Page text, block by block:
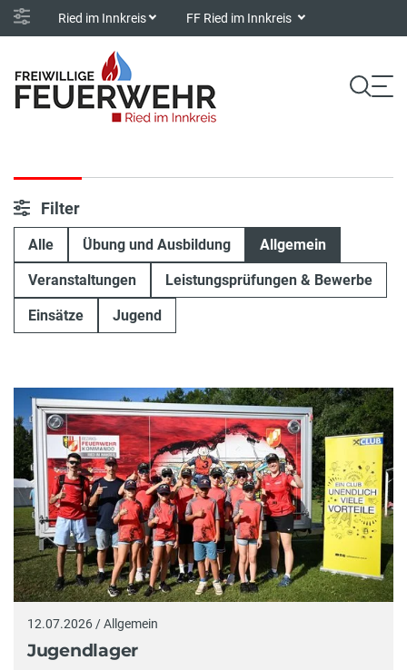
Ried im Innkreis FF Ried im Innkreis
Filter
Alle Übung und Ausbildung Allgemein
Veranstaltungen Leistungsprüfungen & Bewerbe
Einsätze Jugend
12.07.2026 / Allgemein
Jugendlager